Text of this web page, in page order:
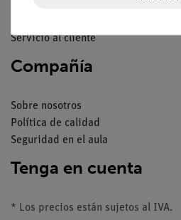
Servicio al cliente
Compañía
Sobre nosotros
Política de calidad
Seguridad en el aula
Tenga en cuenta
* Los precios están sujetos al IVA.